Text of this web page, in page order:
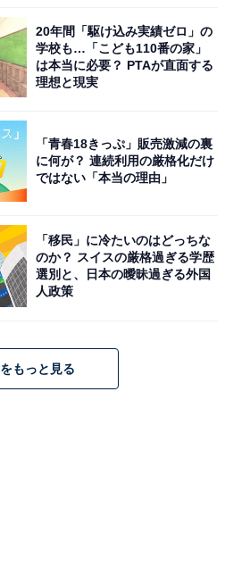
で1番苦労したことは…
回答者。
ことを尋ねると、「以前自分
、実家は極端に田舎なので、
わってしまった事です」と言
得意としている職業の職場が
自体も職数も少ないです」と
間がかかりました」と、話し
20年間「駆け込み実績ゼロ」の
学校も…「こども110番の家」
は本当に必要？ PTAが直面する
理想と現実
「青春18きっぷ」販売激減の裏
に何が？ 連続利用の厳格化だけ
ではない「本当の理由」
「移民」に冷たいのはどっちな
のか？ スイスの厳格過ぎる学歴
選別と、日本の曖昧過ぎる外国
人政策
もっと見る